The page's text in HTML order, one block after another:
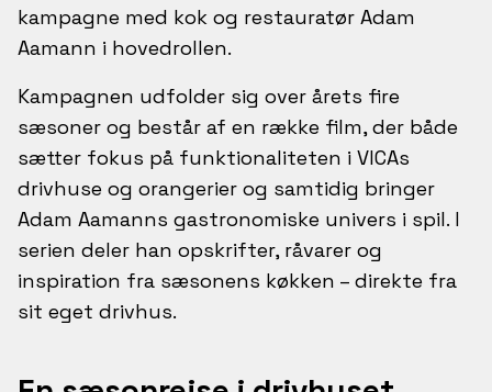
kampagne med kok og restauratør Adam
Aamann i hovedrollen.
Kampagnen udfolder sig over årets fire
sæsoner og består af en række film, der både
sætter fokus på funktionaliteten i VICAs
drivhuse og orangerier og samtidig bringer
Adam Aamanns gastronomiske univers i spil. I
serien deler han opskrifter, råvarer og
inspiration fra sæsonens køkken – direkte fra
sit eget drivhus.